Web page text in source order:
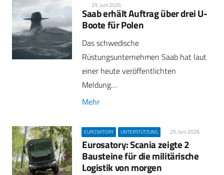
29. Juni 2026
Saab erhält Auftrag über drei U-
Boote für Polen
Das schwedische
Rüstungsunternehmen Saab hat laut
einer heute veröffentlichten
Meldung…
Mehr
EUROSATORY UNTERSTÜTZUNG 25. Juni 2026
Eurosatory: Scania zeigte 2
Bausteine für die militärische
Logistik von morgen